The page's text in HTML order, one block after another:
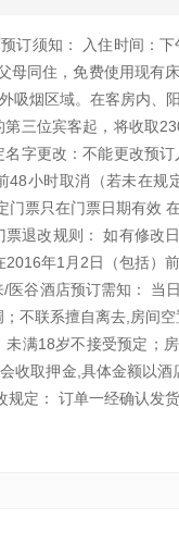
订须知： 入住时间：
母同住，免费使用现有
吸烟区域。在客房内、
三位宾客起，将收取
字更改：不能更改预
48小时取消（若未在
门票只在门票日期有效
退改规则： 如有修改
年1月2日（包括）
医谷酒店预订需知： 当
不联系擅自离去,房间
满18岁不接受预定；
收取押金,具体金额以
规定： 订单一经确认发